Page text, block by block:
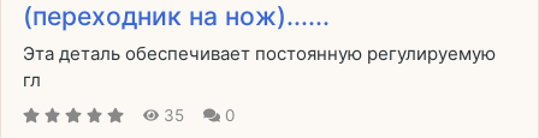
(переходник на нож)......
Эта деталь обеспечивает постоянную регулируемую
гл
35 0